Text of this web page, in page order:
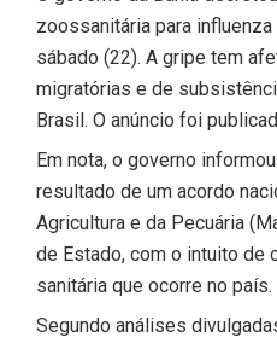
zoossanitária para
sábado (22). A gripe tem
migratórias e de
Brasil. O anúncio foi
Em nota, o governo
resultado de um acordo
Agricultura e da Pecuária
de Estado, com o intuito de
sanitária que ocorre no país.
Segundo análises